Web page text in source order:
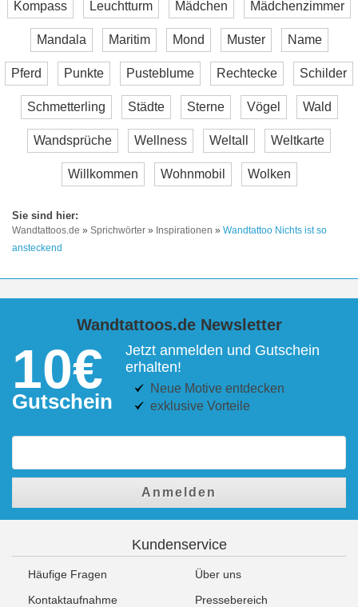
Kompass Leuchtturm Mädchen Mädchenzimmer
Mandala Maritim Mond Muster Name
Pferd Punkte Pusteblume Rechtecke Schilder
Schmetterling Städte Sterne Vögel Wald
Wandsprüche Wellness Weltall Weltkarte
Willkommen Wohnmobil Wolken
Wandtattoos.de » Sprichwörter » Inspirationen » Wandtattoo Nichts ist so
ansteckend
Wandtattoos.de Newsletter
10€
Gutschein
Jetzt anmelden und Gutschein
erhalten!
Neue Motive entdecken
exklusive Vorteile
Anmelden
Kundenservice
Häufige Fragen
Über uns
Kontaktaufnahme
Pressebereich